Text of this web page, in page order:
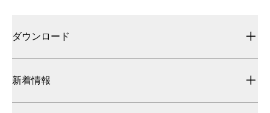
ダウンロード
新着情報